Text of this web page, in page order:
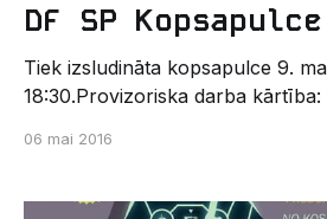
DF SP
Tiek izsludināta kopsapulce 9.
18:30.Provizoriska darba kārtība: 1. Iesniegumu
Vēlēšanās LUSP pārstāvja amatam 8.
06 mai 2016